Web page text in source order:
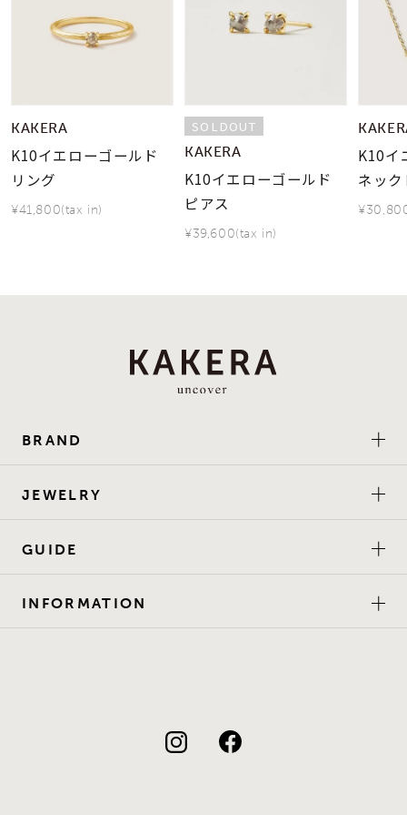
KAKERA
K10イエローゴールド
リング
¥41,800(tax in)
SOLDOUT
KAKERA
K10イエローゴールド
ピアス
¥39,600(tax in)
K10イ
ネッ
BRAND
JEWELRY
GUIDE
INFORMATION